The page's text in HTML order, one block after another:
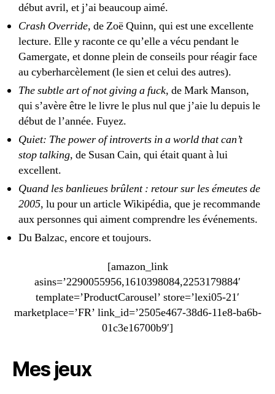
début avril, et j’ai beaucoup aimé.
Crash Override, de Zoë Quinn, qui est une excellente
lecture. Elle y raconte ce qu’elle a vécu pendant le
Gamergate, et donne plein de conseils pour réagir face
au cyberharcèlement (le sien et celui des autres).
The subtle art of not giving a fuck, de Mark Manson,
qui s’avère être le livre le plus nul que j’aie lu depuis le
début de l’année. Fuyez.
Quiet: The power of introverts in a world that can’t
stop talking, de Susan Cain, qui était quant à lui
excellent.
Quand les banlieues brûlent : retour sur les émeutes de
2005, lu pour un article Wikipédia, que je recommande
aux personnes qui aiment comprendre les événements.
Du Balzac, encore et toujours.
[amazon_link
asins=’2290055956,1610398084,2253179884′
template=’ProductCarousel’ store=’lexi05-21′
marketplace=’FR’ link_id=’2505e467-38d6-11e8-ba6b-
01c3e16700b9′]
Mes jeux